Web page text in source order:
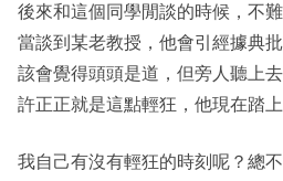
後來和這個同學閒談的時候，不
當談到某老教授，他會引經據典
該會覺得頭頭是道，但旁人聽上
許正正就是這點輕狂，他現在踏
我自己有沒有輕狂的時刻呢？總